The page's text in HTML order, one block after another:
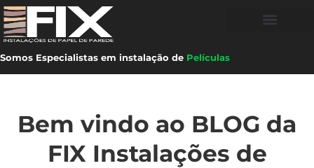
Somos Especialistas em instalação de Películas
Bem vindo ao BLOG da
FIX Instalações de